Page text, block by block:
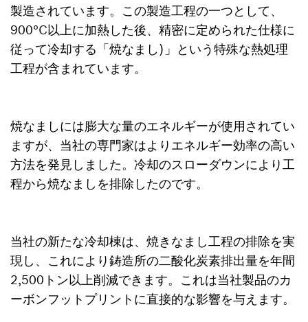
製造されています。この製造工程の一つとして、
900°C以上に加熱した後、精密に定められた仕様に
従って冷却する「焼なまし)」という特殊な熱処理
工程が含まれています。
焼なましには膨大な量のエネルギーが使用されてい
ますが、当社の専門家はよりエネルギー効率の高い
方法を発見しました。冷却のスローダウンにより工
程から焼なましを排除したのです。
当社の新たな冷却棟は、焼きなまし工程の排除を実
現し、これにより鋳造所の二酸化炭素排出量を年間
2,500トン以上削減できます。これは当社製品のカ
ーボンフットプリントに直接的な影響を与えます。